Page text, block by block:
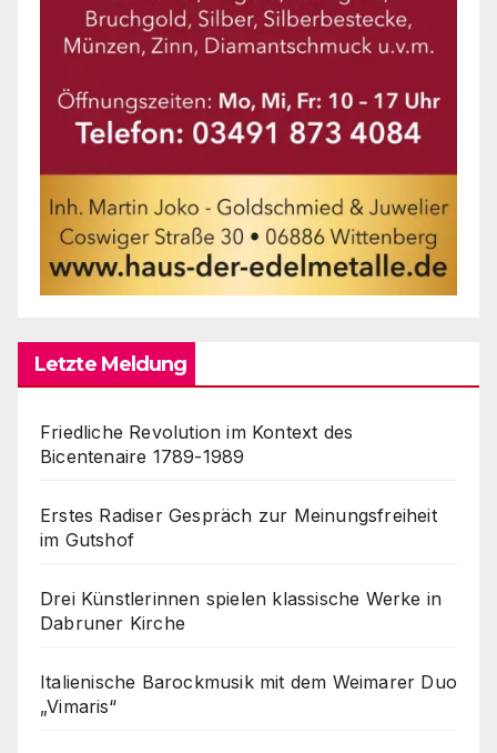
Letzte Meldung
Friedliche Revolution im Kontext des
Bicentenaire 1789-1989
Erstes Radiser Gespräch zur Meinungsfreiheit
im Gutshof
Drei Künstlerinnen spielen klassische Werke in
Dabruner Kirche
Italienische Barockmusik mit dem Weimarer Duo
„Vimaris“